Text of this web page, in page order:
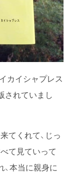
カイシャプレス
されていまし
てくれて、じっ
て見ていって
、本当に親身に